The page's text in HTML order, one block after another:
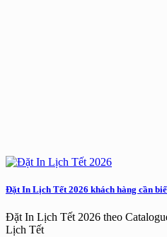
Đặt In Lịch Tết 2026 khách hàng cần
Đặt In Lịch Tết 2026 theo
Lịch Tết